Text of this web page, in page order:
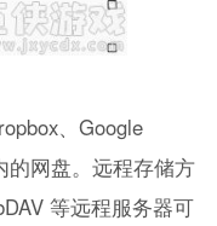
、Google
的网盘。远程存储方
等远程服务器可